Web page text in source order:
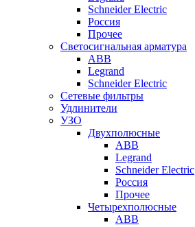
Schneider Electric
Россия
Прочее
Светосигнальная арматура
ABB
Legrand
Schneider Electric
Сетевые фильтры
Удлинители
УЗО
Двухполюсные
ABB
Legrand
Schneider Electric
Россия
Прочее
Четырехполюсные
ABB